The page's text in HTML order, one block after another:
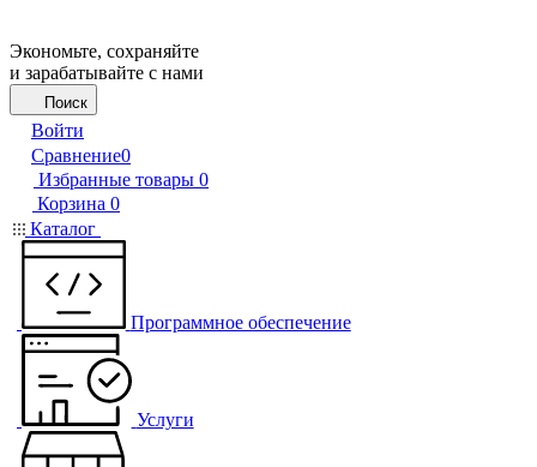
Экономьте, сохраняйте
и зарабатывайте с нами
Поиск
Войти
Сравнение0
Избранные товары 0
Корзина 0
Каталог
Программное обеспечение
Услуги